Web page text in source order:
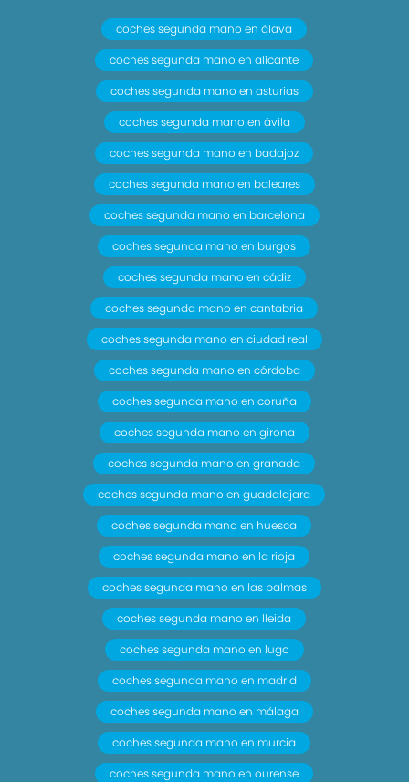
coches segunda mano en álava
coches segunda mano en alicante
coches segunda mano en asturias
coches segunda mano en ávila
coches segunda mano en badajoz
coches segunda mano en baleares
coches segunda mano en barcelona
coches segunda mano en burgos
coches segunda mano en cádiz
coches segunda mano en cantabria
coches segunda mano en ciudad real
coches segunda mano en córdoba
coches segunda mano en coruña
coches segunda mano en girona
coches segunda mano en granada
coches segunda mano en guadalajara
coches segunda mano en huesca
coches segunda mano en la rioja
coches segunda mano en las palmas
coches segunda mano en lleida
coches segunda mano en lugo
coches segunda mano en madrid
coches segunda mano en málaga
coches segunda mano en murcia
coches segunda mano en ourense